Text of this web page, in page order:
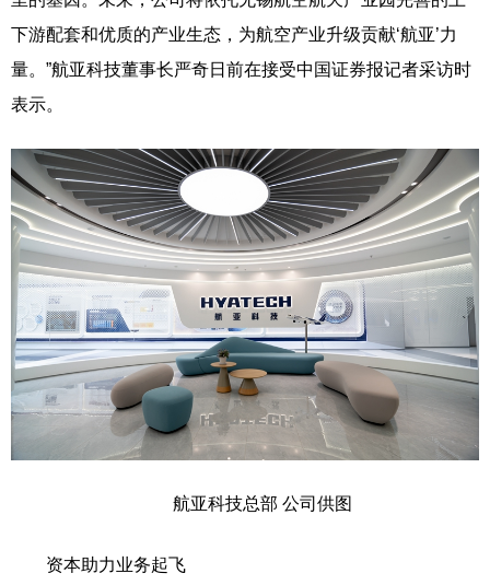
下游配套和优质的产业生态，为航空产业升级贡献‘航亚’力
量。”航亚科技董事长严奇日前在接受中国证券报记者采访时
表示。
航亚科技总部 公司供图
资本助力业务起飞